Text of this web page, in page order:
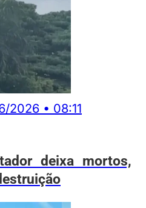
2026 • 08:11
deixa mortos,